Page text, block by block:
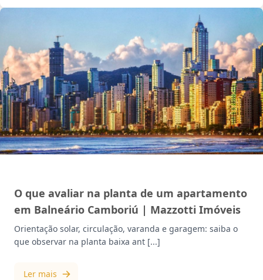
O que avaliar na planta de um apartamento
em Balneário Camboriú | Mazzotti Imóveis
Orientação solar, circulação, varanda e garagem: saiba o
que observar na planta baixa ant [...]
Ler mais